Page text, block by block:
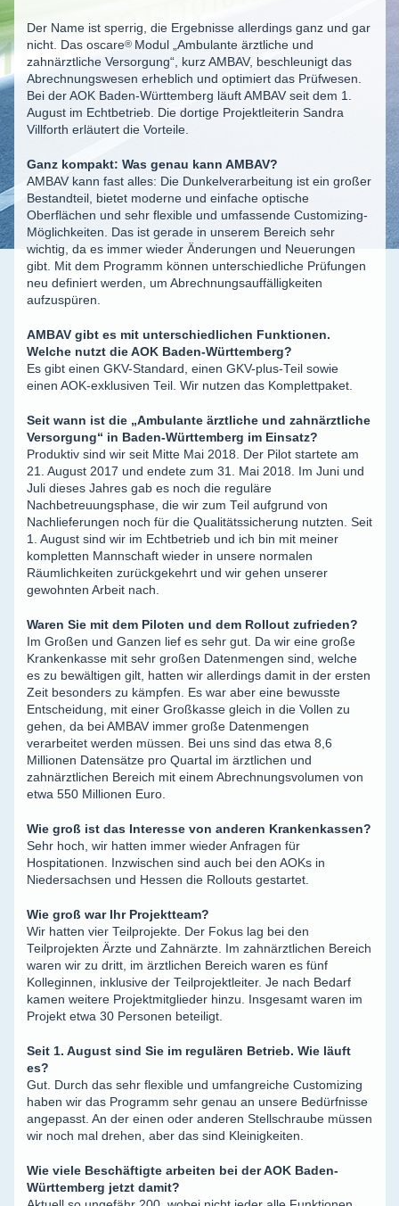
Der Name ist sperrig, die Ergebnisse allerdings ganz und gar
nicht. Das oscare® Modul „Ambulante ärztliche und
zahnärztliche Versorgung“, kurz AMBAV, beschleunigt das
Abrechnungswesen erheblich und optimiert das Prüfwesen.
Bei der AOK Baden-Württemberg läuft AMBAV seit dem 1.
August im Echtbetrieb. Die dortige Projektleiterin Sandra
Villforth erläutert die Vorteile.
Ganz kompakt: Was genau kann AMBAV?
AMBAV kann fast alles: Die Dunkelverarbeitung ist ein großer
Bestandteil, bietet moderne und einfache optische
Oberflächen und sehr flexible und umfassende Customizing-
Möglichkeiten. Das ist gerade in unserem Bereich sehr
wichtig, da es immer wieder Änderungen und Neuerungen
gibt. Mit dem Programm können unterschiedliche Prüfungen
neu definiert werden, um Abrechnungsauffälligkeiten
aufzuspüren.
AMBAV gibt es mit unterschiedlichen Funktionen.
Welche nutzt die AOK Baden-Württemberg?
Es gibt einen GKV-Standard, einen GKV-plus-Teil sowie
einen AOK-exklusiven Teil. Wir nutzen das Komplettpaket.
Seit wann ist die „Ambulante ärztliche und zahnärztliche
Versorgung“ in Baden-Württemberg im Einsatz?
Produktiv sind wir seit Mitte Mai 2018. Der Pilot startete am
21. August 2017 und endete zum 31. Mai 2018. Im Juni und
Juli dieses Jahres gab es noch die reguläre
Nachbetreuungsphase, die wir zum Teil aufgrund von
Nachlieferungen noch für die Qualitätssicherung nutzten. Seit
1. August sind wir im Echtbetrieb und ich bin mit meiner
kompletten Mannschaft wieder in unsere normalen
Räumlichkeiten zurückgekehrt und wir gehen unserer
gewohnten Arbeit nach.
Waren Sie mit dem Piloten und dem Rollout zufrieden?
Im Großen und Ganzen lief es sehr gut. Da wir eine große
Krankenkasse mit sehr großen Datenmengen sind, welche
es zu bewältigen gilt, hatten wir allerdings damit in der ersten
Zeit besonders zu kämpfen. Es war aber eine bewusste
Entscheidung, mit einer Großkasse gleich in die Vollen zu
gehen, da bei AMBAV immer große Datenmengen
verarbeitet werden müssen. Bei uns sind das etwa 8,6
Millionen Datensätze pro Quartal im ärztlichen und
zahnärztlichen Bereich mit einem Abrechnungsvolumen von
etwa 550 Millionen Euro.
Wie groß ist das Interesse von anderen Krankenkassen?
Sehr hoch, wir hatten immer wieder Anfragen für
Hospitationen. Inzwischen sind auch bei den AOKs in
Niedersachsen und Hessen die Rollouts gestartet.
Wie groß war Ihr Projektteam?
Wir hatten vier Teilprojekte. Der Fokus lag bei den
Teilprojekten Ärzte und Zahnärzte. Im zahnärztlichen Bereich
waren wir zu dritt, im ärztlichen Bereich waren es fünf
Kolleginnen, inklusive der Teilprojektleiter. Je nach Bedarf
kamen weitere Projektmitglieder hinzu. Insgesamt waren im
Projekt etwa 30 Personen beteiligt.
Seit 1. August sind Sie im regulären Betrieb. Wie läuft
es?
Gut. Durch das sehr flexible und umfangreiche Customizing
haben wir das Programm sehr genau an unsere Bedürfnisse
angepasst. An der einen oder anderen Stellschraube müssen
wir noch mal drehen, aber das sind Kleinigkeiten.
Wie viele Beschäftigte arbeiten bei der AOK Baden-
Württemberg jetzt damit?